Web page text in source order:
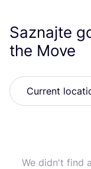
Saznajte
the Move
We didn't find